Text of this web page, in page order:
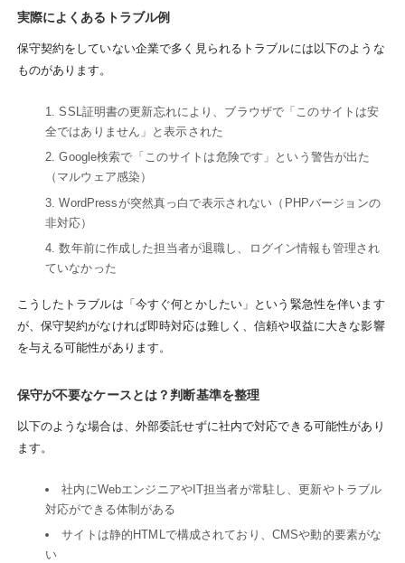
実際によくあるトラブル例
保守契約をしていない企業で多く見られるトラブルには以下のような
ものがあります。
SSL証明書の更新忘れにより、ブラウザで「このサイトは安
全ではありません」と表示された
Google検索で「このサイトは危険です」という警告が出た
（マルウェア感染）
WordPressが突然真っ白で表示されない（PHPバージョンの
非対応）
数年前に作成した担当者が退職し、ログイン情報も管理され
ていなかった
こうしたトラブルは「今すぐ何とかしたい」という緊急性を伴います
が、保守契約がなければ即時対応は難しく、信頼や収益に大きな影響
を与える可能性があります。
保守が不要なケースとは？判断基準を整理
以下のような場合は、外部委託せずに社内で対応できる可能性があり
ます。
社内にWebエンジニアやIT担当者が常駐し、更新やトラブル
対応ができる体制がある
サイトは静的HTMLで構成されており、CMSや動的要素がな
い